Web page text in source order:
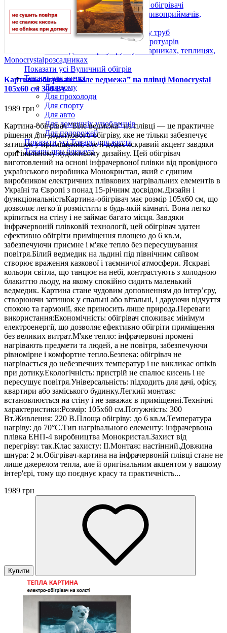
Підвісні вуличні інфрачервоні обігрівачі
Антиобледеніння для дахів, зливоприймачів,
жолобів і водостоків
Нагрівальні кабелі для обігріву труб
Обігрів майданчиків, сходів, тротуарів
Кабелі для обігріву ґрунту в парниках, теплицях,
розсадниках
Показати усі Вуличний обігрів
Товари для життя
Для дому
Для прохолоди
Для спорту
Для авто
Для домашніх улюбленців
Для подорожей
Показати усі Товари для життя
Товари при блєкауті
Monocrystal
Картина-обігрівач “Біле ведмежа” на плівці Monocrystal
105x60 см 300 Вт
1989 грн
Картина-обігрівач "Біле ведмежа" на плівці — це практичне
рішення для додаткового обігріву, яке не тільки забезпечує
затишок у приміщенні, але й додає яскравий акцент завдяки
оригінальному художньому дизайну. Цей обігрівач
виготовлений на основі інфрачервоної плівки від провідного
українського виробника Монокристал, який є єдиним
виробником електричних плівкових нагрівальних елементів в
Україні та Європі з понад 15-річним досвідом.Дизайн і
функціональністьКартина-обігрівач має розмір 105х60 см, що
дозволяє легко її розмістити в будь-якій кімнаті. Вона легко
кріпиться на стіну і не займає багато місця. Завдяки
інфрачервоній плівковій технології, цей обігрівач здатен
ефективно обігріти приміщення площею до 6 кв.м,
забезпечуючи приємне і м'яке тепло без пересушування
повітря.Білий ведмедик на льдині під північним сяйвом
створює враження казкової і таємничої атмосфери. Яскраві
кольори світла, що танцює на небі, контрастують з холодною
блакиттю льоду, на якому спокійно сидить маленький
ведмедик. Картина стане чудовим доповненням до інтер’єру,
створюючи затишок у спальні або вітальні, і даруючи відчуття
спокою та гармонії, яке приносить лише природа.Переваги
використання:Економічність: обігрівач споживає мінімум
електроенергії, що дозволяє ефективно обігріти приміщення
без великих витрат.М'яке тепло: інфрачервоні промені
нагрівають предмети та людей, а не повітря, забезпечуючи
рівномірне і комфортне тепло.Безпека: обігрівач не
нагрівається до небезпечних температур і не викликає опіків
при дотику.Екологічність: пристрій не спалює кисень і не
пересушує повітря.Універсальність: підходить для дачі, офісу,
квартири або заміського будинку.Легкий монтаж:
встановлюється на стіну і не заважає в приміщенні.Технічні
характеристики:Розмір: 105х60 см.Потужність: 300
Вт.Живлення: 220 В.Площа обігріву: до 6 кв.м.Температура
нагріву: до 70°C.Тип нагрівального елементу: інфрачервона
плівка ЕНП-4 виробництва Монокристал.Захист від
перегріву: так.Клас захисту: II.Монтаж: настінний.Довжина
шнура: 2 м.Обігрівач-картина на інфрачервоній плівці стане не
лише джерелом тепла, але й оригінальним акцентом у вашому
інтер'єрі, тому що поєднує красу та практичність...
1989 грн
Купити